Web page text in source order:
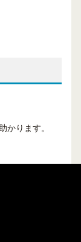
かります。